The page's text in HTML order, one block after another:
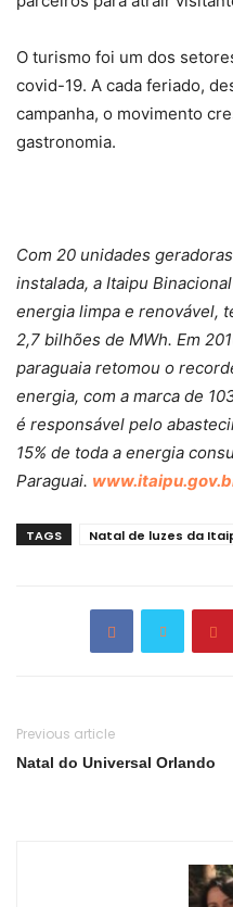
O turismo foi um dos
covid-19. A cada feriado,
campanha, o movimento
gastronomia.
Com 20 unidades
instalada, a Itaipu
energia limpa e renovável,
2,7 bilhões de MWh. Em
paraguaia retomou o
energia, com a marca de
é responsável pelo
15% de toda a energia
Paraguai.
TAGS Natal de luzes da
Previous article
Natal do Universal Orlando